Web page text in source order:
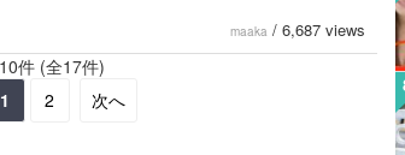
maaka / 6,687 views
件 (全17件)
1 2 次へ